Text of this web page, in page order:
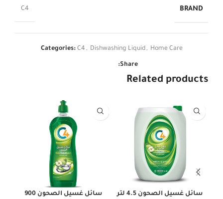
BRAND
C4
Categories: C4 , Dishwashing Liquid, Home Care
Share:
Related products
سائل غسيل الصحون 4.5 لتر
سائل غسيل الصحون 900